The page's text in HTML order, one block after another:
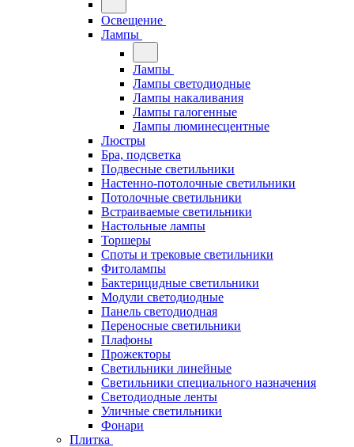
Освещение
Лампы
Лампы
Лампы светодиодные
Лампы накаливания
Лампы галогенные
Лампы люминесцентные
Люстры
Бра, подсветка
Подвесные светильники
Настенно-потолочные светильники
Потолочные светильники
Встраиваемые светильники
Настольные лампы
Торшеры
Споты и трековые светильники
Фитолампы
Бактерицидные светильники
Модули светодиодные
Панель светодиодная
Переносные светильники
Плафоны
Прожекторы
Светильники линейные
Светильники специального назначения
Светодиодные ленты
Уличные светильники
Фонари
Плитка